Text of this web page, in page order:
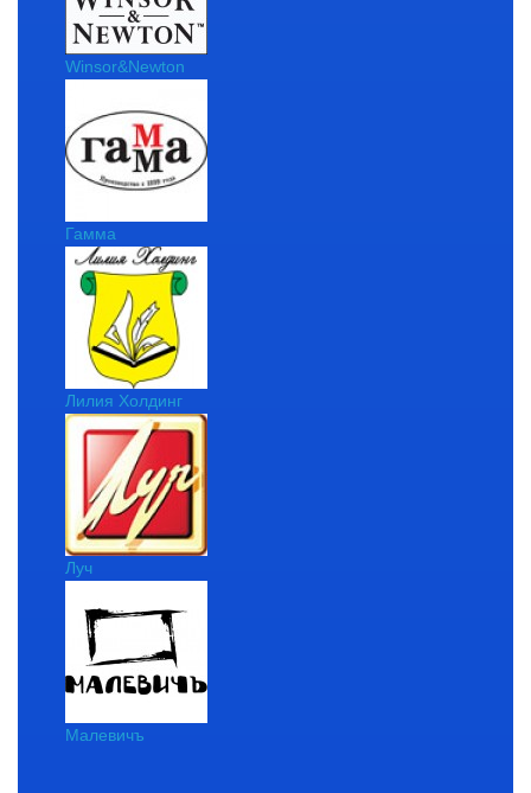
Winsor&Newton
Гамма
Лилия Холдинг
Луч
Малевичъ